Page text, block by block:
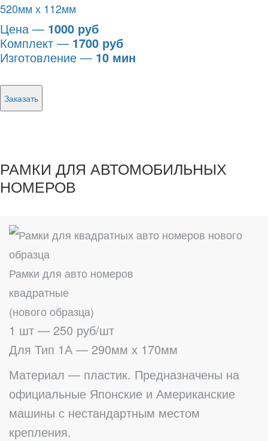
520мм х 112мм
Цена — 1000 руб
Комплект — 1700 руб
Изготовление — 10 мин
Заказать
РАМКИ ДЛЯ АВТОМОБИЛЬНЫХ
НОМЕРОВ
Рамки для авто номеров
квадратные
(нового образца)
1 шт — 250 руб/шт
Для Тип 1А — 290мм х 170мм
Материал — пластик. Предназначены на
официальные Японские и Американские
машины с нестандартным местом
крепления.